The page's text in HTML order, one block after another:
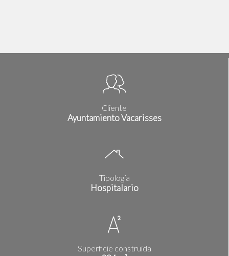
Cliente
Ayuntamiento Vacarisses
Tipología
Hospitalario
Superficie construida